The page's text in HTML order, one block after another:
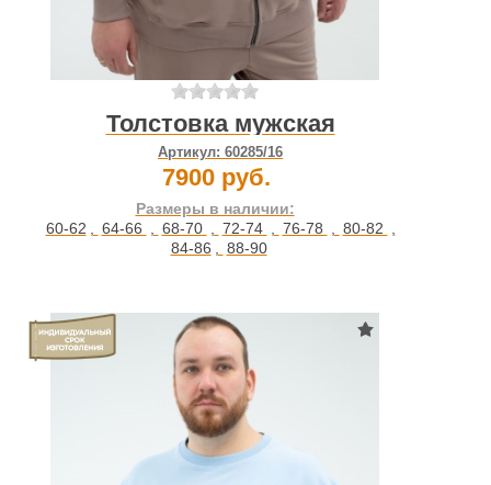
Толстовка мужская
Артикул: 60285/16
7900 руб.
Размеры в наличии:
60-62 , 64-66 , 68-70 , 72-74 , 76-78 , 80-82 ,
84-86 , 88-90